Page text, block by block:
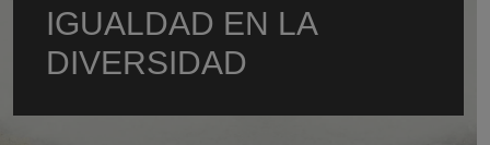
IGUALDAD EN LA
DIVERSIDAD